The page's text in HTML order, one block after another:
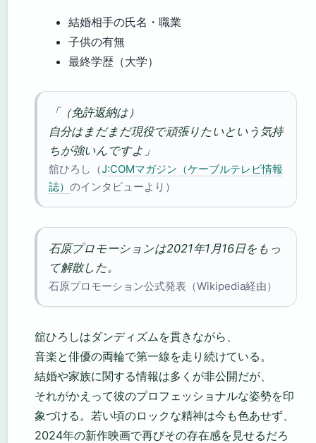
結婚相手の氏名・職業
子供の有無
最終学歴（大学）
「（免許返納は）
自分はまだまだ現役で頑張りたいという気持
ちが強いんですよ」
舘ひろし（J:COMマガジン（ケーブルテレビ情報
誌） のインタビューより）
石原プロモーションは2021年1月16日をもっ
て解散した。
石原プロモーション公式発表（Wikipedia経由）
舘ひろしはダンディズムを貫きながら、
音楽と俳優の両輪で第一線を走り続けている。
結婚や家族に関する情報は多くが非公開だが、
それがかえって彼のプロフェッショナルな姿勢を印
象づける。若い頃のロックな精神は今も色あせず、
2024年の新作映画で再びその存在感を見せるだろ